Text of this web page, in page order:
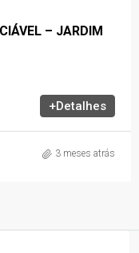
– JARDIM
+Detalhes
3 meses atrás